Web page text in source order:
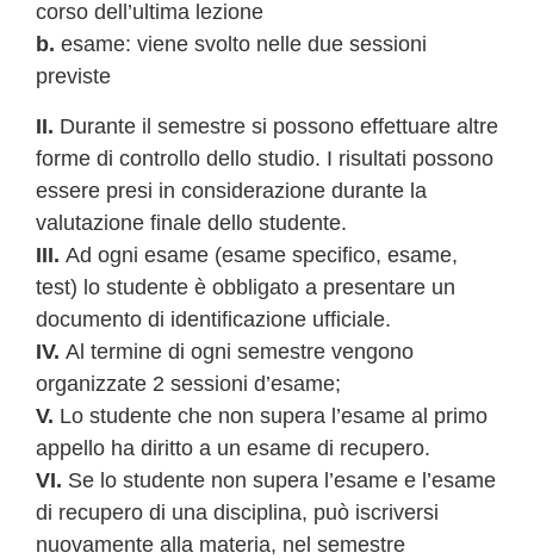
corso dell’ultima lezione
b. esame: viene svolto nelle due sessioni
previste
II. Durante il semestre si possono effettuare altre
forme di controllo dello studio. I risultati possono
essere presi in considerazione durante la
valutazione finale dello studente.
III. Ad ogni esame (esame specifico, esame,
test) lo studente è obbligato a presentare un
documento di identificazione ufficiale.
IV. Al termine di ogni semestre vengono
organizzate 2 sessioni d’esame;
V. Lo studente che non supera l’esame al primo
appello ha diritto a un esame di recupero.
VI. Se lo studente non supera l’esame e l’esame
di recupero di una disciplina, può iscriversi
nuovamente alla materia, nel semestre